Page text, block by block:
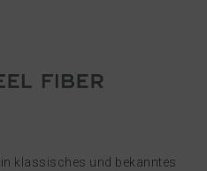
klassisches und bekanntes